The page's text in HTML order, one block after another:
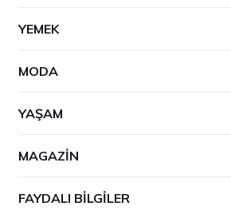
YEMEK
MODA
YAŞAM
MAGAZIN
FAYDALI BILGILER